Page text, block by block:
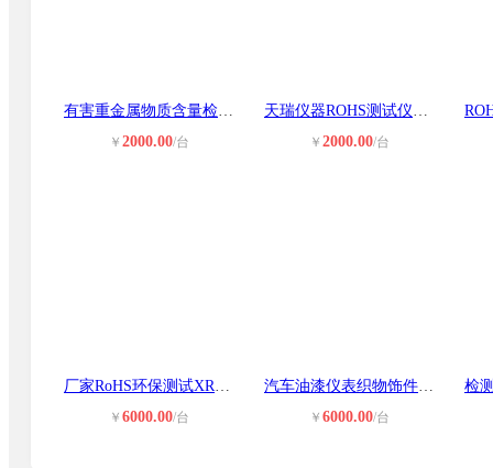
有害重金属物质含量检测光谱仪 无铅
￥2000.00/台
天瑞仪器ROHS测试仪EDX1800B/1800EX
￥2000.00/台
厂家RoHS环保测试XRF分析有害物质分
￥6000.00/台
汽车油漆仪表织物饰件重金属有害元素
￥6000.00/台